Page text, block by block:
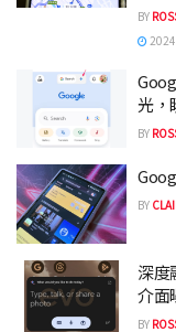
BY
光，
BY
BY
深度
介面
BY